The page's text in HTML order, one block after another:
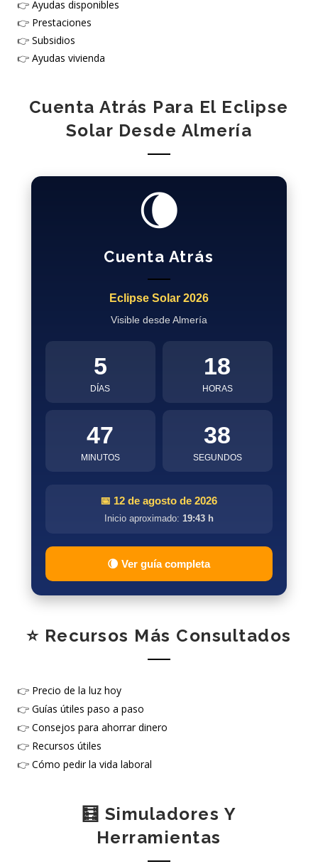
👉 Ayudas disponibles
👉 Prestaciones
👉 Subsidios
👉 Ayudas vivienda
Cuenta Atrás Para El Eclipse
Solar Desde Almería
🌘
Cuenta Atrás
Eclipse Solar 2026
Visible desde Almería
5
DÍAS
18
HORAS
47
MINUTOS
38
SEGUNDOS
📅 12 de agosto de 2026
Inicio aproximado: 19:43 h
🌘 Ver guía completa
⭐ Recursos Más Consultados
👉 Precio de la luz hoy
👉 Guías útiles paso a paso
👉 Consejos para ahorrar dinero
👉 Recursos útiles
👉 Cómo pedir la vida laboral
🧮 Simuladores Y
Herramientas